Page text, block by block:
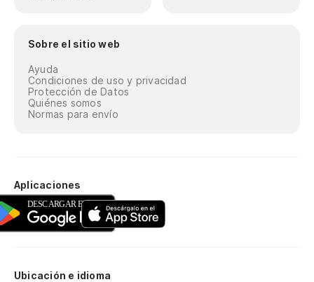
Sobre el sitio web
Ayuda
Condiciones de uso y privacidad
Protección de Datos
Quiénes somos
Normas para envío
Aplicaciones
Ubicación e idioma